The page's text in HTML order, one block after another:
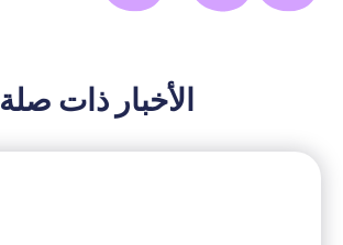
الأخبار ذات صلة